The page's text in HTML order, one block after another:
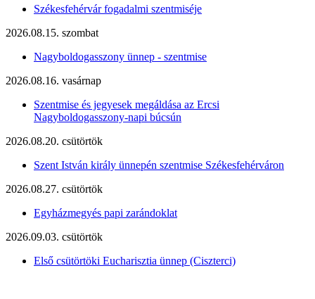
Székesfehérvár fogadalmi szentmiséje
2026.08.15. szombat
Nagyboldogasszony ünnep - szentmise
2026.08.16. vasárnap
Szentmise és jegyesek megáldása az Ercsi
Nagyboldogasszony-napi búcsún
2026.08.20. csütörtök
Szent István király ünnepén szentmise Székesfehérváron
2026.08.27. csütörtök
Egyházmegyés papi zarándoklat
2026.09.03. csütörtök
Első csütörtöki Eucharisztia ünnep (Ciszterci)